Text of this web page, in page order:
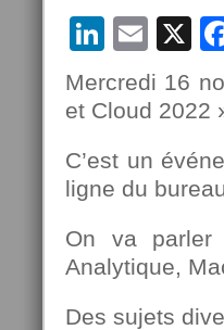
X
Mercredi 16
et Cloud 2022
C’est un
ligne du
On va parler
Analytique,
Des sujets